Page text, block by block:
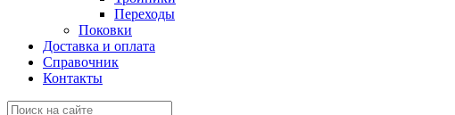
Переходы
Поковки
Доставка и оплата
Справочник
Контакты